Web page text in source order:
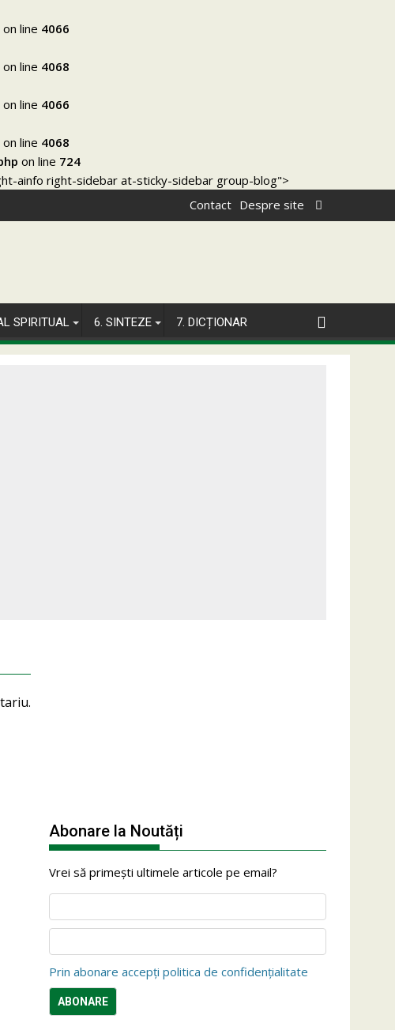
on line 4066
on line 4068
on line 4066
on line 4068
on line 724
ainfo right-sidebar at-sticky-sidebar group-blog">
Contact Despre site
SPIRITUAL 6. SINTEZE 7. DICȚIONAR
Abonare la Noutăți
Vrei să primești ultimele articole pe email?
Prin abonare accepți politica de confidențialitate